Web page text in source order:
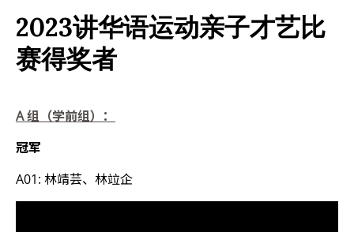
2023讲华语运动亲子才艺比
赛得奖者
A组（学前组）：
冠军
A01: 林靖芸、林竝企